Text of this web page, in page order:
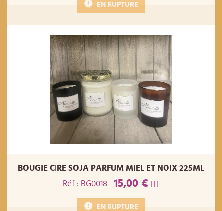
EN RUPTURE
BOUGIE CIRE SOJA PARFUM MIEL ET NOIX 225ML
Réf : BG0018
15,00 € HT
EN RUPTURE